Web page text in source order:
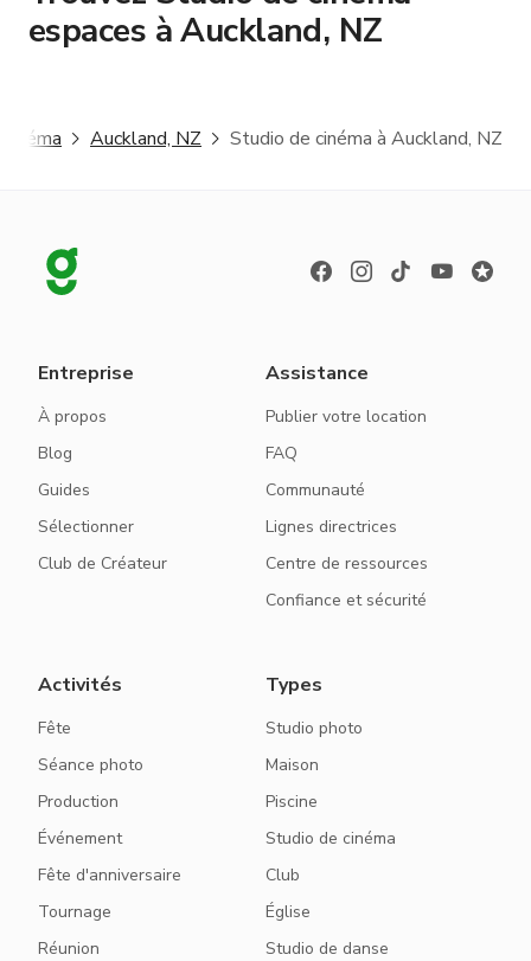
espaces à Auckland, NZ
Auckland, NZ Studio de cinéma à Auckland, NZ
Entreprise
À propos
Blog
Guides
Sélectionner
Club de Créateur
Assistance
Publier votre location
FAQ
Communauté
Lignes directrices
Centre de ressources
Confiance et sécurité
Activités
Fête
Séance photo
Production
Événement
Fête d'anniversaire
Tournage
Réunion
Types
Studio photo
Maison
Piscine
Studio de cinéma
Club
Église
Studio de danse